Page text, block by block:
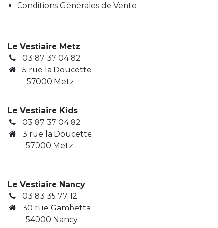
Conditions Générales de Vente
Le Vestiaire Metz
03 87 37 04 82
5 rue la Doucette
57000 Metz
Le Vestiaire Kids
03 87 37 04 82
3 rue la Doucette
​ 57000 Metz
Le Vestiaire Nancy
03 83 35 77 12
30 rue Gambetta
​ 54000 Nancy